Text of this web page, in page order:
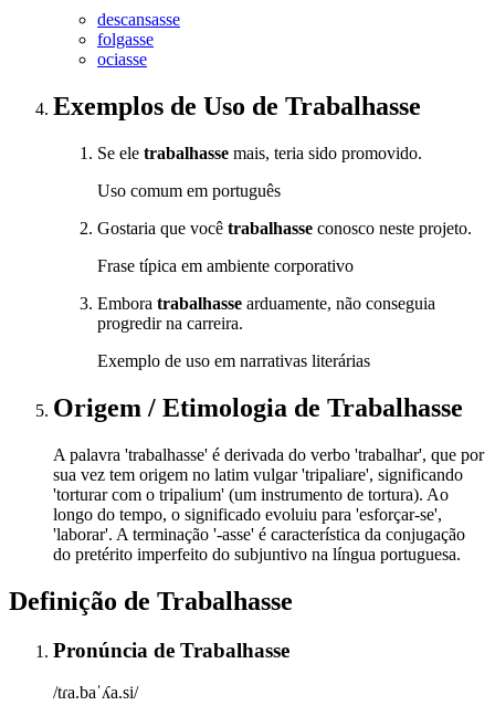
descansasse
folgasse
ociasse
Exemplos de Uso de Trabalhasse
Se ele trabalhasse mais, teria sido promovido.
Uso comum em português
Gostaria que você trabalhasse conosco neste projeto.
Frase típica em ambiente corporativo
Embora trabalhasse arduamente, não conseguia
progredir na carreira.
Exemplo de uso em narrativas literárias
Origem / Etimologia de Trabalhasse
A palavra 'trabalhasse' é derivada do verbo 'trabalhar', que por
sua vez tem origem no latim vulgar 'tripaliare', significando
'torturar com o tripalium' (um instrumento de tortura). Ao
longo do tempo, o significado evoluiu para 'esforçar-se',
'laborar'. A terminação '-asse' é característica da conjugação
do pretérito imperfeito do subjuntivo na língua portuguesa.
Definição de Trabalhasse
Pronúncia de Trabalhasse
/tɾa.baˈʎa.si/